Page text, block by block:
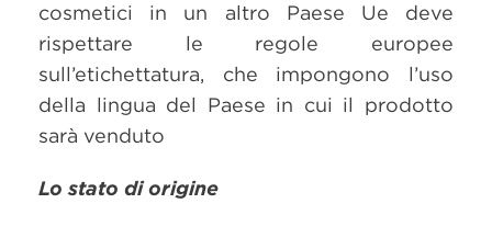
cosmetici in un altro Paese Ue deve
rispettare le regole europee
sull’etichettatura, che impongono l’uso
della lingua del Paese in cui il prodotto
sarà venduto
Lo stato di origine